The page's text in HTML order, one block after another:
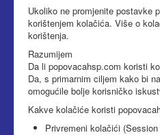
Ukoliko ne promjenite postavke
korištenjem kolačića. Više o
korištenja.
Razumijem
Da li popovacahsp.com koristi
Da, s primarnim ciljem kako bi
omogućile bolje korisničko
Kakve kolačiće koristi
Privremeni kolačići